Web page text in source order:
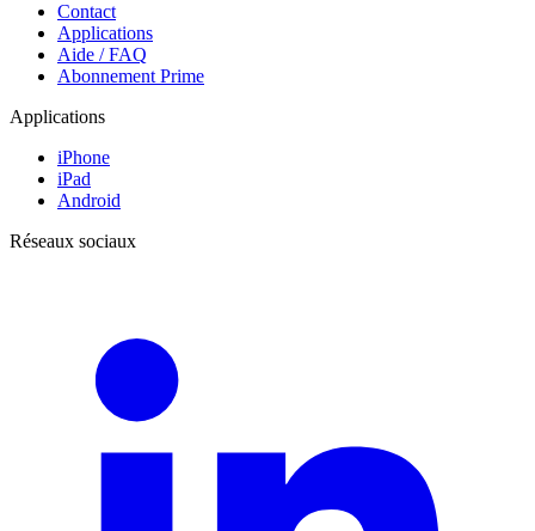
Contact
Applications
Aide / FAQ
Abonnement Prime
Applications
iPhone
iPad
Android
Réseaux sociaux